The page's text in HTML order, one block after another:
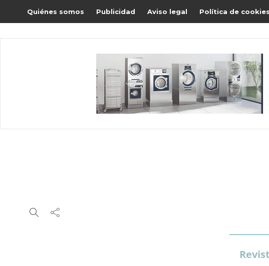
Quiénes somos Publicidad Aviso legal Política de cookies